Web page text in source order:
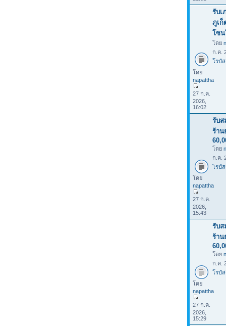
รับเ
ภูเก็
โซน
โดย
ก.ค.
โรบั
โดย
napattha
27 ก.ค.
2026,
16:02
รับส
ร้าน
โดย
ก.ค.
โรบั
โดย
napattha
27 ก.ค.
2026,
15:43
รับส
ร้าน
โดย
ก.ค.
โรบั
โดย
napattha
27 ก.ค.
2026,
15:29